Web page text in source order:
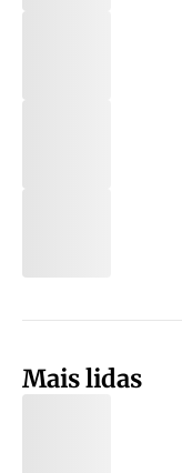
Mais lidas